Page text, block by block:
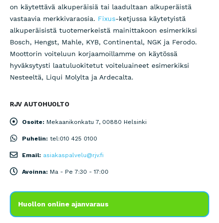
on käytettävä alkuperäisiä tai laadultaan alkuperäistä
vastaavia merkkivaraosia. Fixus-ketjussa käytetyistä
alkuperäisistä tuotemerkeistä mainittakoon esimerkiksi
Bosch, Hengst, Mahle, KYB, Continental, NGK ja Ferodo.
Moottorin voiteluun korjaamoillamme on käytössä
hyväksytysti laatuluokitetut voiteluaineet esimerkiksi
Nesteeltä, Liqui Molylta ja Ardecalta.
RJV AUTOHUOLTO
Osoite: Mekaanikonkatu 7, 00880 Helsinki
Puhelin: tel:010 425 0100
Email: asiakaspalvelu@rjv.fi
Avoinna: Ma - Pe 7:30 - 17:00
Huollon online ajanvaraus